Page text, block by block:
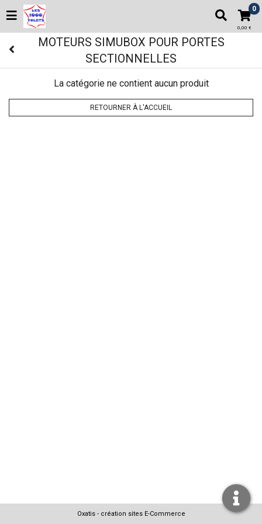
0
0,00 €
MOTEURS SIMUBOX POUR PORTES
SECTIONNELLES
La catégorie ne contient aucun produit
RETOURNER À L'ACCUEIL
Oxatis - création sites E-Commerce